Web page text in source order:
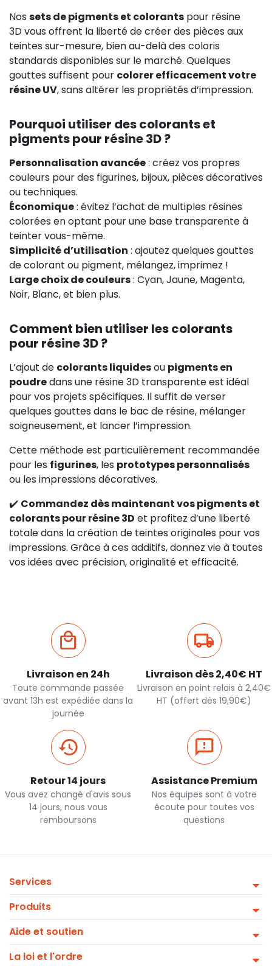
Nos sets de pigments et colorants pour résine
3D vous offrent la liberté de créer des pièces aux
teintes sur-mesure, bien au-delà des coloris
standards disponibles sur le marché. Quelques
gouttes suffisent pour colorer efficacement votre
résine UV, sans altérer les propriétés d’impression.
Pourquoi utiliser des colorants et
pigments pour résine 3D ?
Personnalisation avancée: créez vos propres
couleurs pour des figurines, bijoux, pièces décoratives
ou techniques.
Économique: évitez l’achat de multiples résines
colorées en optant pour une base transparente à
teinter vous-même.
Simplicité d’utilisation : ajoutez quelques gouttes
de colorant ou pigment, mélangez, imprimez !
Large choix de couleurs: Cyan, Jaune, Magenta,
Noir, Blanc, et bien plus.
Comment bien utiliser les colorants
pour résine 3D ?
L’ajout de colorants liquidesou pigments en
poudredans une résine 3D transparente est idéal
pour vos projets spécifiques. Il suffit de verser
quelques gouttes dans le bac de résine, mélanger
soigneusement, et lancer l’impression.
Cette méthode est particulièrement recommandée
pour les figurines, les prototypes personnalisés
ou les impressions décoratives.
✔️ Commandez dès maintenant vos pigments et
colorants pour résine 3D et profitez d’une liberté
totale dans la création de teintes originales pour vos
impressions. Grâce à ces additifs, donnez vie à toutes
vos idées avec précision, originalité et efficacité.
Livraison en 24h
Toute commande passée
avant 13h est expédiée dans la
journée
Livraison dès 2,40€ HT
Livraison en point relais à 2,40€
HT (offert dès 19,90€)
Retour 14 jours
Vous avez changé d'avis sous
14 jours, nous vous
remboursons
Assistance Premium
Nos équipes sont à votre
écoute pour toutes vos
questions
Services
Produits
Aide et soutien
La loi et l'ordre